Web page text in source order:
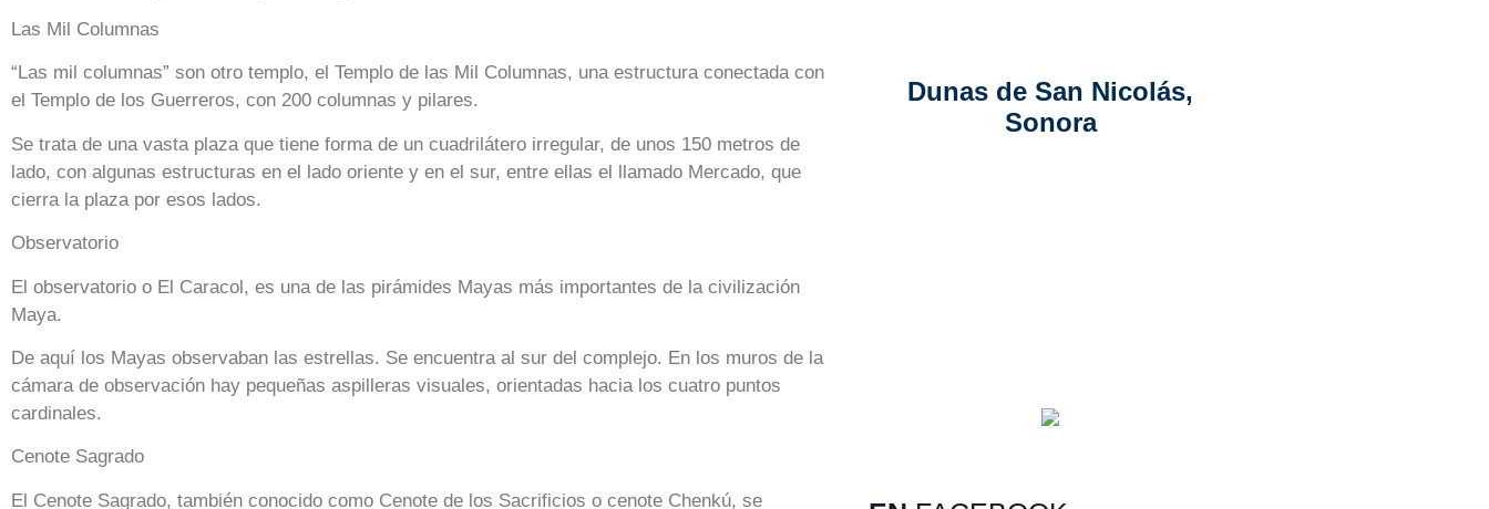
Las Mil Columnas
“Las mil columnas” son otro templo, el Templo de las Mil Columnas, una estructura conectada con
el Templo de los Guerreros, con 200 columnas y pilares.
Se trata de una vasta plaza que tiene forma de un cuadrilátero irregular, de unos 150 metros de
lado, con algunas estructuras en el lado oriente y en el sur, entre ellas el llamado Mercado, que
cierra la plaza por esos lados.
Observatorio
El observatorio o El Caracol, es una de las pirámides Mayas más importantes de la civilización
Maya.
De aquí los Mayas observaban las estrellas. Se encuentra al sur del complejo. En los muros de la
cámara de observación hay pequeñas aspilleras visuales, orientadas hacia los cuatro puntos
cardinales.
Cenote Sagrado
El Cenote Sagrado, también conocido como Cenote de los Sacrificios o cenote Chenkú, se
Dunas de San Nicolás,
Sonora